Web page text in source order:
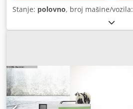
Stanje: polovno, broj mašine/vozila: